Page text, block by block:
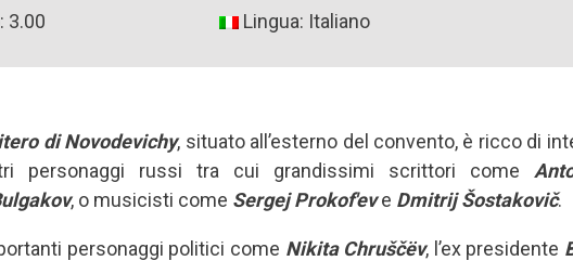
3.00 Lingua: Italiano
di Novodevichy, situato all’esterno del convento, è ricco di
personaggi russi tra cui grandissimi scrittori come
, o musicisti come Sergej Prokof'eve Dmitrij Šostakovič.
personaggi politici come Nikita Chruščёv, l’ex presidente